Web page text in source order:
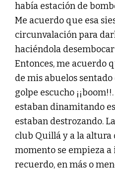
había estación de
Me acuerdo que esa
circunvalación para
haciéndola
Entonces, me acuerdo
de mis abuelos
golpe escucho
estaban dinamitando
estaban destrozando.
club Quillá y a la altura
momento se empieza a
recuerdo, en más o